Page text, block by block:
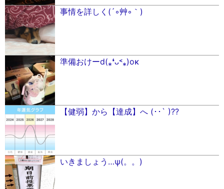
事情を詳しく(´◦艸◦｀)
準備おけーd(⁎❛ᴗ˂⁎)οκ
【健弱】から【達成】へ (･･` )??
いきましょう…ψ(。。)